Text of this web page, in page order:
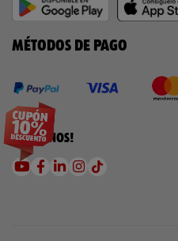
MÉTODOS DE PAGO
¡SÍGUENOS!